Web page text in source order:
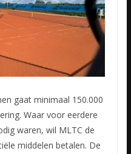
gaat minimaal 150.000
Waar voor eerdere
waren, wil MLTC de
middelen betalen. De